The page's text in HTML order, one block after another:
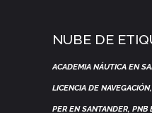
NUBE DE
ACADEMIA NÁUTICA EN
LICENCIA DE NAVEGACIÓN
PER EN SANTANDER PNB